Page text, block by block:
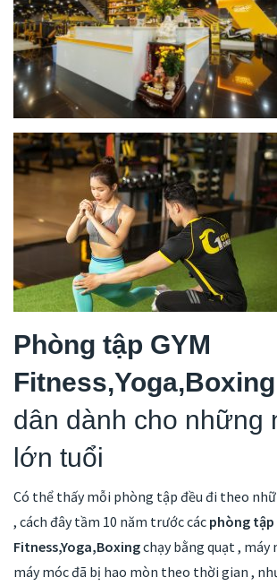
Phòng tập GYM
Fitness,Yoga,Boxing
dân dành cho những
lớn tuổi
Có thể thấy mỗi phòng tập đều đi theo
, cách đây tầm 10 năm trước các phòng tập
Fitness,Yoga,Boxingchạy bằng quạt , máy
máy móc đã bị hao mòn theo thời gian ,